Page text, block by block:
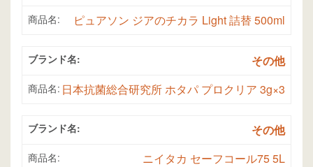
商品名: ピュアソン ジアのチカラ Light 詰替 500ml
ブランド名: その他
商品名: 日本抗菌総合研究所 ホタパ プロクリア 3g×3
ブランド名: その他
商品名: ニイタカ セーフコール75 5L